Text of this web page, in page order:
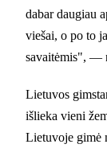
dabar daugiau
viešai, o po to
savaitėmis", —
Lietuvos
išlieka vieni
Lietuvoje gimė